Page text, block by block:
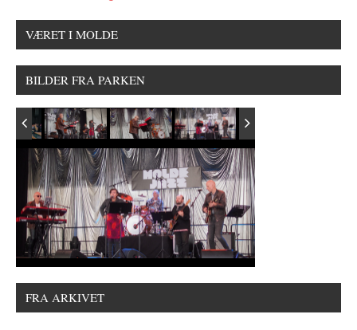
VÆRET I MOLDE
BILDER FRA PARKEN
FRA ARKIVET